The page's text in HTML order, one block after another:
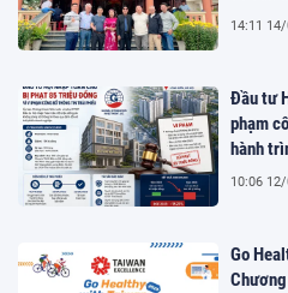
14:11
Đầu tư
phạm
hành
đầu tư
10:06
Go